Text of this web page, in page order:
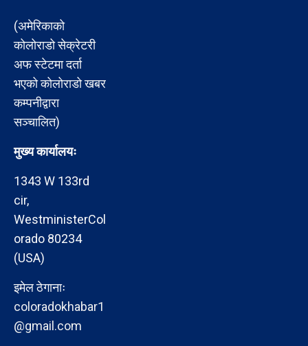
(अमेरिकाको
कोलोराडो सेक्रेटरी
अफ स्टेटमा दर्ता
भएको कोलोराडो खबर
कम्पनीद्वारा
सञ्चालित)
मुख्य कार्यालयः
1343 W 133rd
cir,
WestministerCol
orado 80234
(USA)
इमेल ठेगानाः
coloradokhabar1
@gmail.com